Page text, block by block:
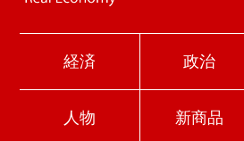
経済 政治
人物 新商品